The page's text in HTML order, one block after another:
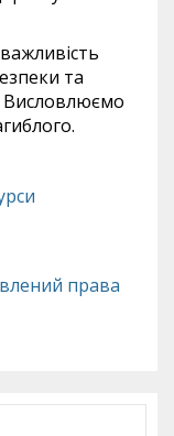
та
Висловлюємо
права